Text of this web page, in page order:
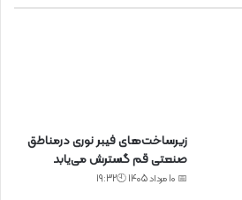
زیرساخت‌های فیبر نوری درمناطق
صنعتی قم گسترش می‌یابد
📅 10 مرداد 1405 🕙19:32